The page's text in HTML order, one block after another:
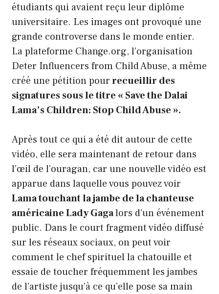
étudiants qui avaient reçu leur diplôme
universitaire. Les images ont provoqué une
grande controverse dans le monde entier.
La plateforme Change.org, l’organisation
Deter Influencers from Child Abuse, a même
créé une pétition pourrecueillir des
signatures sous le titre « Save the Dalai
Lama’s Children: Stop Child Abuse ».
Après tout ce qui a été dit autour de cette
vidéo, elle sera maintenant de retour dans
l’œil de l’ouragan, car une nouvelle vidéo est
apparue dans laquelle vous pouvez voir
Lama touchant la jambe de la chanteuse
américaine Lady Gagalors d’un événement
public. Dans le court fragment vidéo diffusé
sur les réseaux sociaux, on peut voir
comment le chef spirituel la chatouille et
essaie de toucher fréquemment les jambes
de l’artiste jusqu’à ce qu’elle pose sa main